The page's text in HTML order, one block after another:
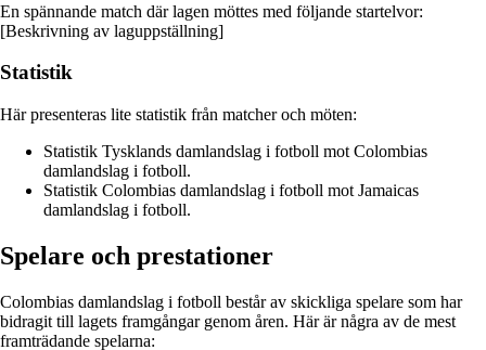
En spännande match där lagen möttes med följande startelvor:
[Beskrivning av laguppställning]
Statistik
Här presenteras lite statistik från matcher och möten:
Statistik Tysklands damlandslag i fotboll mot Colombias
damlandslag i fotboll.
Statistik Colombias damlandslag i fotboll mot Jamaicas
damlandslag i fotboll.
Spelare och prestationer
Colombias damlandslag i fotboll består av skickliga spelare som har
bidragit till lagets framgångar genom åren. Här är några av de mest
framträdande spelarna: